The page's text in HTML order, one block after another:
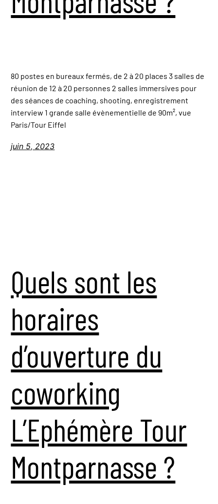
80 postes en bureaux fermés, de 2 à 20 places 3 salles de
réunion de 12 à 20 personnes 2 salles immersives pour
des séances de coaching, shooting, enregistrement
interview 1 grande salle évènementielle de 90m², vue
Paris/Tour Eiffel
juin 5, 2023
Quels sont les
horaires
d’ouverture du
coworking
L’Ephémère Tour
Montparnasse ?